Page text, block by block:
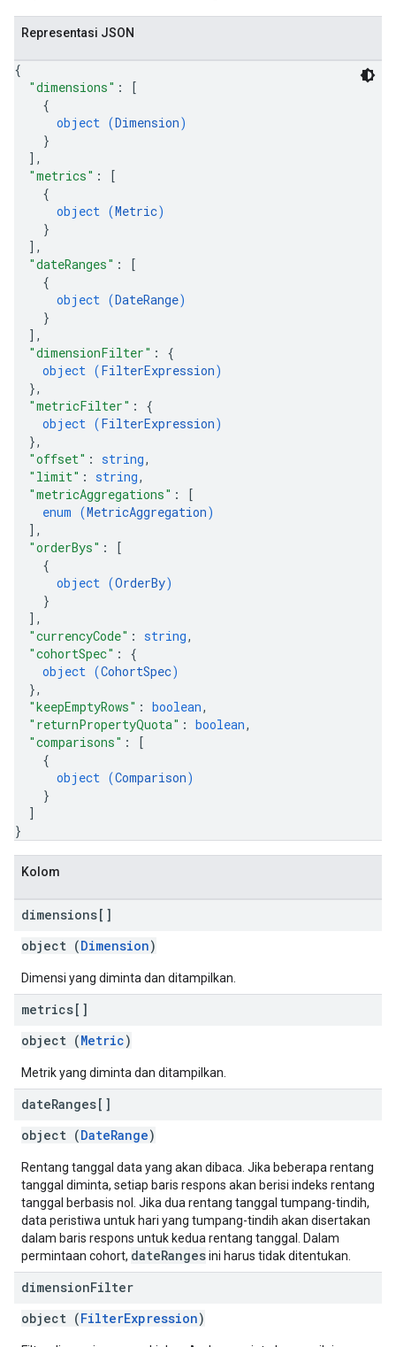
Representasi JSON
{
"dimensions" :
[
{
object (Dimension)
}
] ,
"metrics" :
[
{
object (Metric)
}
] ,
"dateRanges" :
[
{
object (DateRange)
}
] ,
"dimensionFilter" : {
object (FilterExpression)
},
"metricFilter" : {
object (FilterExpression)
},
"offset" : string,
"limit" : string,
"metricAggregations" :
[
enum (MetricAggregation)
] ,
"orderBys" :
[
{
object (OrderBy)
}
] ,
"currencyCode" : string,
"cohortSpec" : {
object (CohortSpec)
},
"keepEmptyRows" : boolean,
"returnPropertyQuota" : boolean,
"comparisons" :
[
{
object (Comparison)
}
]
}
Kolom
dimensions[]
object (Dimension)
Dimensi yang diminta dan ditampilkan.
metrics[]
object (Metric)
Metrik yang diminta dan ditampilkan.
dateRanges[]
object (DateRange)
Rentang tanggal data yang akan dibaca. Jika beberapa rentang
tanggal diminta, setiap baris respons akan berisi indeks rentang
tanggal berbasis nol. Jika dua rentang tanggal tumpang-tindih,
data peristiwa untuk hari yang tumpang-tindih akan disertakan
dalam baris respons untuk kedua rentang tanggal. Dalam
permintaan cohort, dateRangesini harus tidak ditentukan.
dimensionFilter
object (FilterExpression)